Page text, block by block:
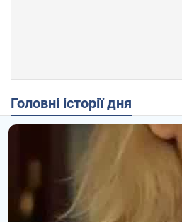
Головні історії дня